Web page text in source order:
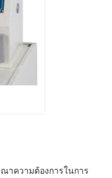
าความต้องการในการ